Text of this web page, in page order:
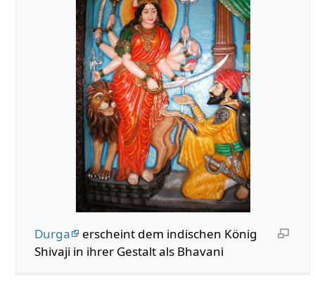
Durga
erscheint dem indischen König
Shivaji in ihrer Gestalt als Bhavani